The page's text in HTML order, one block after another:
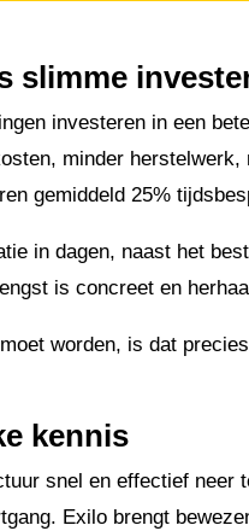
slimme
investeren in een
minder
gemiddeld 25%
in dagen, naast het
is concreet en
worden, is dat
kennis
snel en effectief neer
Exilo brengt